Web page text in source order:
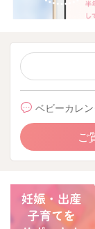
ベビーカレ
ご